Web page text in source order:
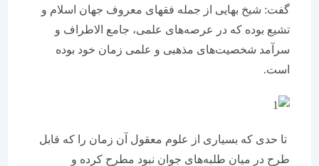
گفت: شیخ بهایی از جمله فقهای معروف جهان اسلام و
تشیع بوده که در عرصه‌های علمی، جامع الاطراف و
سرآمد شخصیت‌های مذهبی و علمی زمان خود بوده
تا حدی که بسیاری از علوم معقول آن زمان را که قابل
طرح در میان طلبه‌های جوان نبود مطرح کرده و